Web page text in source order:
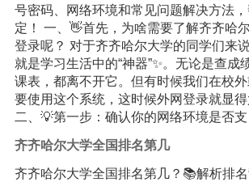
号密码、网络环境和常见问题解决方法
定！ 一、👋首先，为啥需要了解齐齐哈
登录呢？ 对于齐齐哈尔大学的同学们来
就是学习生活中的“神器”✨。无论是查成
课表，都离不开它。但有时候我们在校
要使用这个系统，这时候外网登录就显得
二、💡第一步：确认你的网络环境是否支
齐齐哈尔大学全国排名第几
齐齐哈尔大学全国排名第几？📚解析排